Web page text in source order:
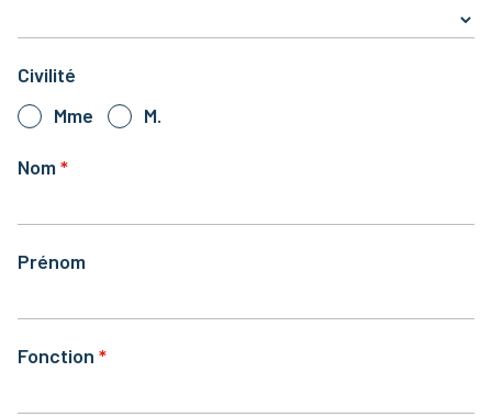
Civilité
Mme
M.
Nom
Prénom
Fonction